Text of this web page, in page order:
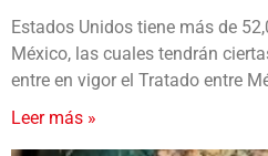
Estados Unidos tiene más de
México, las cuales tendrán
entre en vigor el Tratado entre
Leer más »